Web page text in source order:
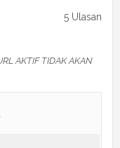
5 Ulasan
AKTIF TIDAK AKAN